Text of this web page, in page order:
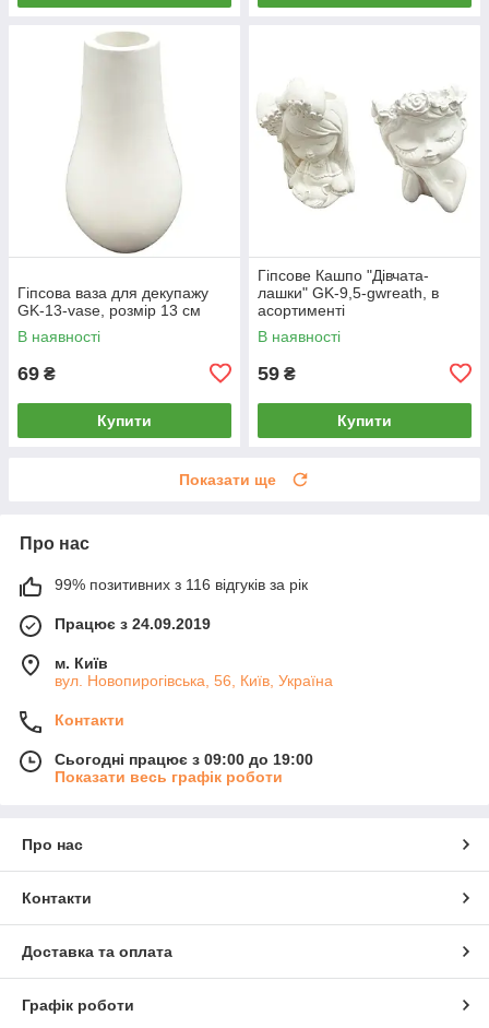
Гіпсова ваза для декупажу
GK-13-vase, розмір 13 см
В наявності
69 ₴
Купити
Гіпсове Кашпо "Дівчата-
лашки" GK-9,5-gwreath, в
асортименті
В наявності
59 ₴
Купити
Показати ще
Про нас
99% позитивних з 116 відгуків за рік
Працює з 24.09.2019
м. Київ
вул. Новопирогівська, 56, Київ, Україна
Контакти
Сьогодні працює з 09:00 до 19:00
Показати весь графік роботи
Про нас
Контакти
Доставка та оплата
Графік роботи